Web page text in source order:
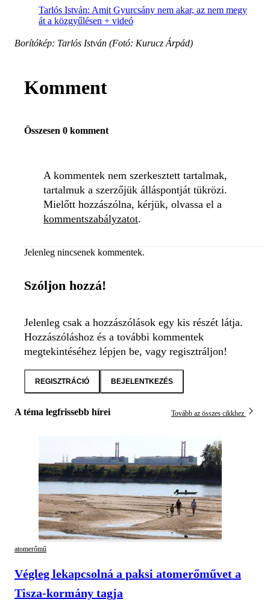
Tarlós István: Amit Gyurcsány nem akar, az nem megy
át a közgyűlésen + videó
Borítókép: Tarlós István (Fotó: Kurucz Árpád)
Komment
Összesen 0 komment
A kommentek nem szerkesztett tartalmak,
tartalmuk a szerzőjük álláspontját tükrözi.
Mielőtt hozzászólna, kérjük, olvassa el a
kommentszabályzatot.
Jelenleg nincsenek kommentek.
Szóljon hozzá!
Jelenleg csak a hozzászólások egy kis részét látja.
Hozzászóláshoz és a további kommentek
megtekintéséhez lépjen be, vagy regisztráljon!
REGISZTRÁCIÓ BEJELENTKEZÉS
A téma legfrissebb hírei Tovább az összes cikkhez
atomerőmű
Végleg lekapcsolná a paksi atomerőművet a
Tisza-kormány tagja